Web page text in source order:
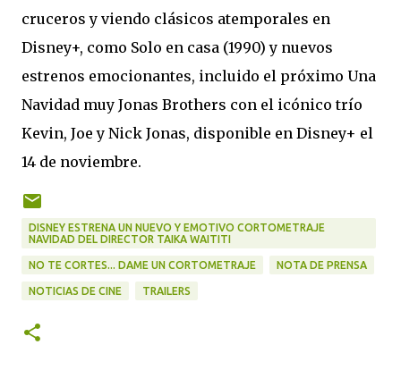
cruceros y viendo clásicos atemporales en
Disney+, como Solo en casa (1990) y nuevos
estrenos emocionantes, incluido el próximo Una
Navidad muy Jonas Brothers con el icónico trío
Kevin, Joe y Nick Jonas, disponible en Disney+ el
14 de noviembre.
DISNEY ESTRENA UN NUEVO Y EMOTIVO CORTOMETRAJE
NAVIDAD DEL DIRECTOR TAIKA WAITITI
NO TE CORTES... DAME UN CORTOMETRAJE NOTA DE PRENSA
NOTICIAS DE CINE TRAILERS